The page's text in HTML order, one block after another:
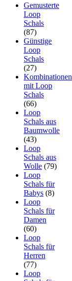
Gemusterte
Loop
Schals
(87)
Günstige
Loop
Schals
(27)
Kombinationen
mit Loop
Schals
(66)
Loop
Schals aus
Baumwolle
(43)
Loop
Schals aus
Wolle (79)
Loop
Schals für
Babys (8)
Loop
Schals für
Damen
(60)
Loop
Schals für
Herren
(77)
Loop